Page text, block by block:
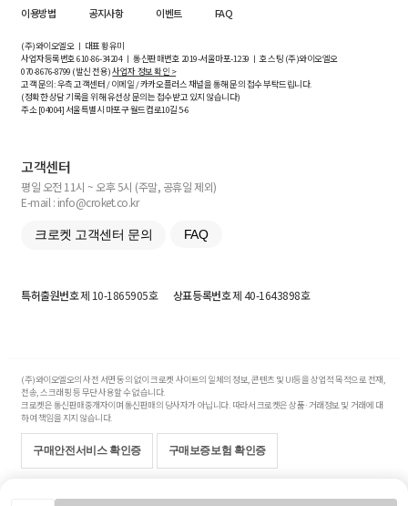
이용방법
공지사항 이벤트 FAQ
(주)와이오엘오 ㅣ 대표 황유미
사업자등록번호610-86-34204ㅣ 통신판매번호 2019-서울마포-1239 ㅣ 호스팅 (주)와이오엘오
070-8676-8799 (발신 전용)사업자 정보 확인 >
고객 문의: 우측 고객센터 / 이메일 / 카카오플러스 채널을 통해 문의 접수 부탁드립니다.
(정확한 상담 기록을 위해 유선상 문의는 접수받고 있지 않습니다)
주소 [04004] 서울특별시 마포구 월드컵로10길5-6
고객센터
평일 오전 11시 ~ 오후 5시 (주말, 공휴일 제외)
E-mail : info@croket.co.kr
크로켓 고객센터 문의 FAQ
특허출원번호제 10-1865905호 상표등록번호제 40-1643898호
(주)와이오엘오의 사전 서면 동의 없이 크로켓 사이트의 일체의 정보, 콘텐츠 및 UI등을 상업적 목적으로 전재,
전송, 스크래핑 등 무단 사용할 수 없습니다.
크로켓은 통신판매중개자이며 통신판매의 당사자가 아닙니다. 따라서 크로켓은 상품·거래정보 및 거래에 대
하여 책임을 지지 않습니다.
구매안전서비스 확인증 구매보증보험 확인증